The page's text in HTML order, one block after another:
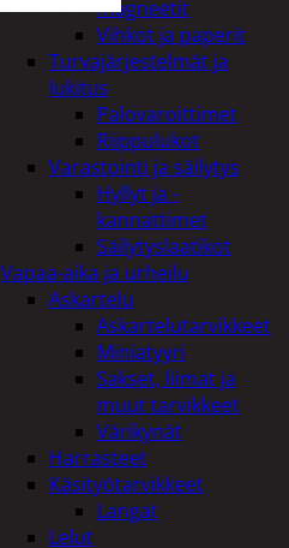
magneetit
Vihkot ja paperit
Turvajärjestelmät ja
lukitus
Palovaroittimet
Riippulukot
Varastointi ja säilytys
Hyllyt ja -
kannattimet
Säilytyslaatikot
Vapaa-aika ja urheilu
Askartelu
Askartelutarvikkeet
Miniatyyri
Sakset, liimat ja
muut tarvikkeet
Värikynät
Harrasteet
Käsityötarvikkeet
Langat
Lelut